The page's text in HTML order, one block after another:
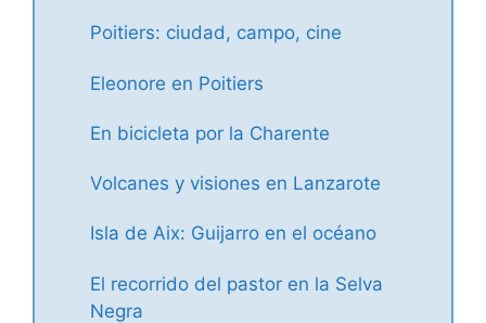
Poitiers: ciudad, campo, cine
Eleonore en Poitiers
En bicicleta por la Charente
Volcanes y visiones en Lanzarote
Isla de Aix: Guijarro en el océano
El recorrido del pastor en la Selva
Negra